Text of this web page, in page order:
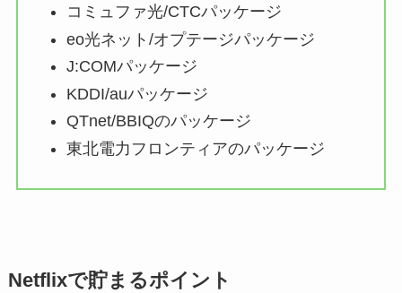
コミュファ光/CTCパッケージ
eo光ネット/オプテージパッケージ
J:COMパッケージ
KDDI/auパッケージ
QTnet/BBIQのパッケージ
東北電力フロンティアのパッケージ
Netflixで貯まるポイント